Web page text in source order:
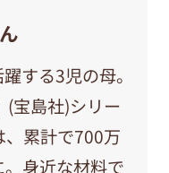
する3児の母。
(宝島社)シリー
、累計で700万
身近な材料で